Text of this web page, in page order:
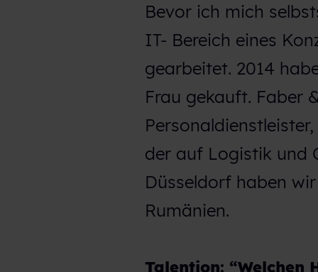
Bevor ich mich
IT- Bereich eines
gearbeitet. 2014
Frau gekauft. Faber
der auf Logistik und
Düsseldorf haben
Rumänien.
Talention: “Welchen